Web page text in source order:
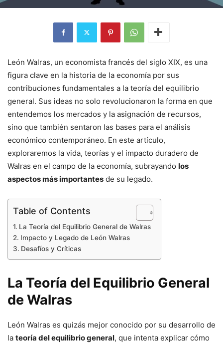
León Walras, un economista francés del siglo XIX, es una
figura clave en la historia de la economía por sus
contribuciones fundamentales a la teoría del equilibrio
general. Sus ideas no solo revolucionaron la forma en que
entendemos los mercados y la asignación de recursos,
sino que también sentaron las bases para el análisis
económico contemporáneo. En este artículo,
exploraremos la vida, teorías y el impacto duradero de
Walras en el campo de la economía, subrayando los
aspectos más importantes de su legado.
Table of Contents
La Teoría del Equilibrio General de Walras
Impacto y Legado de León Walras
Desafíos y Críticas
La Teoría del Equilibrio General
de Walras
León Walras es quizás mejor conocido por su desarrollo de
la teoría del equilibrio general, que intenta explicar cómo